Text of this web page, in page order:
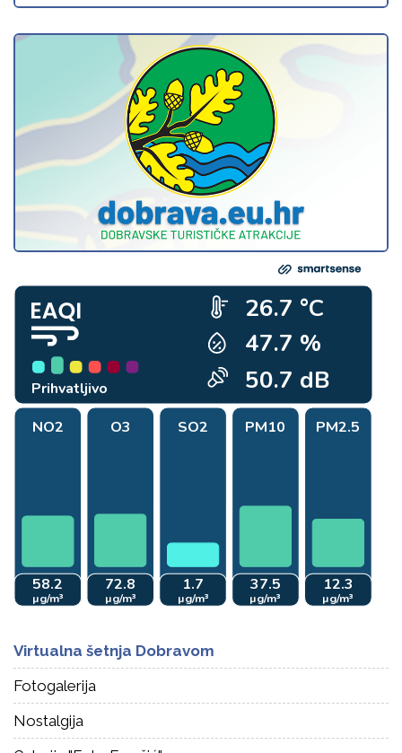
Virtualna šetnja Dobravom
Fotogalerija
Nostalgija